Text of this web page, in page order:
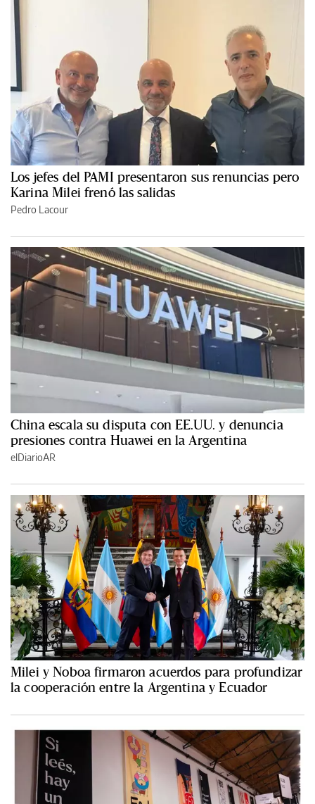
Los jefes del PAMI presentaron sus renuncias pero
Karina Milei frenó las salidas
Pedro Lacour
China escala su disputa con EE.UU. y denuncia
presiones contra Huawei en la Argentina
elDiarioAR
Milei y Noboa firmaron acuerdos para profundizar
la cooperación entre la Argentina y Ecuador